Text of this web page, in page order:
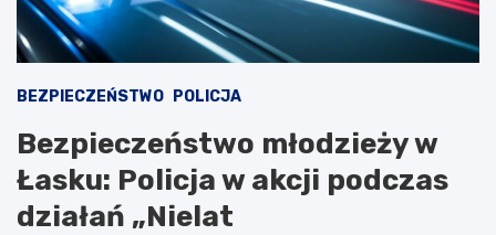
BEZPIECZEŃSTWO POLICJA
Bezpieczeństwo młodzieży w
Łasku: Policja w akcji podczas
działań „Nielat